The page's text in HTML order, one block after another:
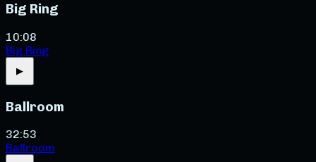
Big Ring
10:08
Big Ring
▶
Ballroom
32:53
Ballroom